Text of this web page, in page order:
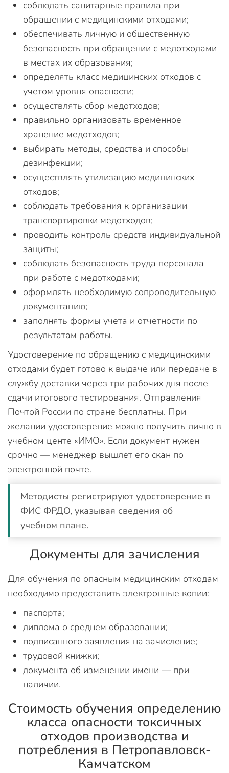
соблюдать санитарные правила при
обращении с медицинскими отходами;
обеспечивать личную и общественную
безопасность при обращении с медотходами
в местах их образования;
определять класс медицинских отходов с
учетом уровня опасности;
осуществлять сбор медотходов;
правильно организовать временное
хранение медотходов;
выбирать методы, средства и способы
дезинфекции;
осуществлять утилизацию медицинских
отходов;
соблюдать требования к организации
транспортировки медотходов;
проводить контроль средств индивидуальной
защиты;
соблюдать безопасность труда персонала
при работе с медотходами;
оформлять необходимую сопроводительную
документацию;
заполнять формы учета и отчетности по
результатам работы.
Удостоверение по обращению с медицинскими
отходами будет готово к выдаче или передаче в
службу доставки через три рабочих дня после
сдачи итогового тестирования. Отправления
Почтой России по стране бесплатны. При
желании удостоверение можно получить лично в
учебном центе «ИМО». Если документ нужен
срочно — менеджер вышлет его скан по
электронной почте.
Методисты регистрируют удостоверение в
ФИС ФРДО, указывая сведения об
учебном плане.
Документы для зачисления
Для обучения по опасным медицинским отходам
необходимо предоставить электронные копии:
паспорта;
диплома о среднем образовании;
подписанного заявления на зачисление;
трудовой книжки;
документа об изменении имени — при
наличии.
Стоимость обучения определению
класса опасности токсичных
отходов производства и
потребления в Петропавловск-
Камчатском